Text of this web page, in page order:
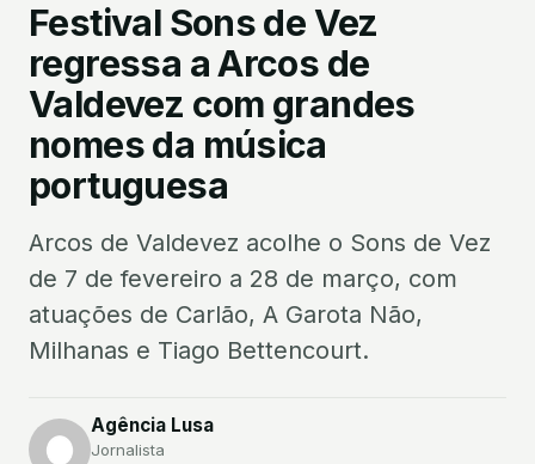
Festival Sons de Vez
regressa a Arcos de
Valdevez com grandes
nomes da música
portuguesa
Arcos de Valdevez acolhe o Sons de Vez
de 7 de fevereiro a 28 de março, com
atuações de Carlão, A Garota Não,
Milhanas e Tiago Bettencourt.
Agência Lusa
Jornalista